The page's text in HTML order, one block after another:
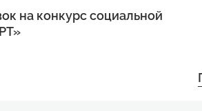
на конкурс социальной